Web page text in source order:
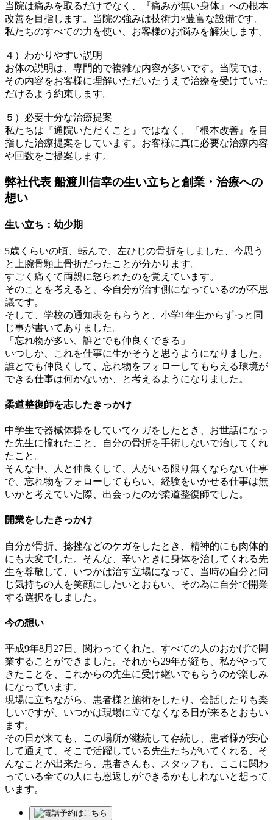
当院は痛みを取るだけでなく、『痛みが無い身体』への根本
改善を目指します。当院の強みは技術力×豊富な設備です。
私たちのすべての力を使い、お客様のお悩みを解決します。
４）わかりやすい説明
お体の説明は、専門的で複雑な内容が多いです。当院では、
その内容をお客様に理解いただいたうえで治療を受けていた
だけるよう約束します。
５）必要十分な治療提案
私たちは『通院いただくこと』ではなく、『根本改善』を目
指した治療提案をしています。お客様に真に必要な治療内容
や回数をご提案します。
弊社代表 船渡川信幸の生い立ちと創業・治療への
想い
生い立ち：幼少期
5歳くらいの頃、転んで、左ひじの骨折をしました、今思う
と上腕骨顆上骨折だったことが分かります。
すごく痛くて両親に怒られたのを覚えています。
そのことを考えると、今自分が治す側になっているのが不思
議です。
そして、学校の通知表をもらうと、小学1年生からずっと同
じ事が書いてありました。
「忘れ物が多い、誰とでも仲良くできる」
いつしか、これを仕事に生かそうと思うようになりました。
誰とでも仲良くして、忘れ物をフォローしてもらえる環境が
できる仕事は何かないか、と考えるようになりました。
柔道整復師を志したきっかけ
中学生で器械体操をしていてケガをしたとき、お世話になっ
た先生に憧れたこと、自分の骨折を手術しないで治してくれ
たこと。
そんな中、人と仲良くして、人がいる限り無くならない仕事
で、忘れ物をフォローしてもらい、経験をいかせる仕事は無
いかと考えていた際、出会ったのが柔道整復師でした。
開業をしたきっかけ
自分が骨折、捻挫などのケガをしたとき、精神的にも肉体的
にも大変でした。そんな、辛いときに身体を治してくれる先
生を尊敬して、いつかは治す立場になって、当時の自分と同
じ気持ちの人を笑顔にしたいとおもい、その為に自分で開業
する選択をしました。
今の想い
平成9年8月27日。関わってくれた、すべての人のおかげで開
業することができました。それから29年が経ち、私がやって
きたことを、これからの先生に受け継いでもらうのが楽しみ
になっています。
現場に立ちながら、患者様と施術をしたり、会話したりも楽
しいですが、いつかは現場に立てなくなる日が来るとおもい
ます。
その日が来ても、この場所が継続して存続し、患者様が安心
して通えて、そこで活躍している先生たちがいてくれる、そ
んなことが出来たら、患者さんも、スタッフも、ここに関わ
っている全ての人にも恩返しができるかもしれないと想って
います。